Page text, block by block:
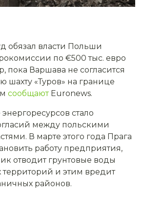
обязал власти Польши
по €500 тыс. евро
пока Варшава не согласится
шахту «Туров» на границе
сообщаютEuronews.
стало
между польскими
В марте этого года Прага
работу предприятия,
отводит грунтовые воды
и этим вредит
районов.